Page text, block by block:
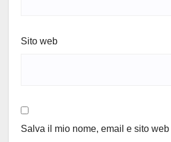
Sito web
Salva il mio nome, email e sito